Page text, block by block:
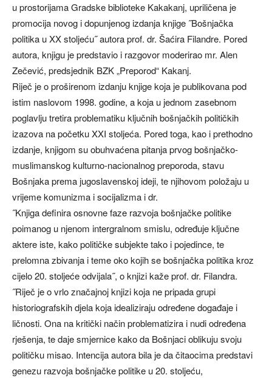
u prostorijama Gradske biblioteke Kakakanj, upriličena je
promocija novog i dopunjenog izdanja knjige ˝Bošnjačka
politika u XX stoljeću˝ autora prof. dr. Šaćira Filandre. Pored
autora, knjigu je predstavio i razgovor moderirao mr. Alen
Zečević, predsjednik BZK „Preporod“ Kakanj.
Riječ je o proširenom izdanju knjige koja je publikovana pod
istim naslovom 1998. godine, a koja u jednom zasebnom
poglavlju tretira problematiku ključnih bošnjačkih političkih
izazova na početku XXI stoljeća. Pored toga, kao i prethodno
izdanje, knjigom su obuhvaćena pitanja prvog bošnjačko-
muslimanskog kulturno-nacionalnog preporoda, stavu
Bošnjaka prema jugoslavenskoj ideji, te njihovom položaju u
vrijeme komunizma i socijalizma i dr.
˝Knjiga definira osnovne faze razvoja bošnjačke politike
poimanog u njenom intergralnom smislu, određuje ključne
aktere iste, kako političke subjekte tako i pojedince, te
prelomna zbivanja i teme oko kojih se bošnjačka politika kroz
cijelo 20. stoljeće odvijala˝, o knjizi kaže prof. dr. Filandra.
˝Riječ je o vrlo značajnoj knjizi koja ne pripada grupi
historiografskih djela koja idealiziraju određene događaje i
ličnosti. Ona na kritički način problematizira i nudi određena
rješenja, te daje smjernice kako da Bošnjaci oblikuju svoju
političku misao. Intencija autora bila je da čitaocima predstavi
genezu razvoja bošnjačke politike u 20. stoljeću,